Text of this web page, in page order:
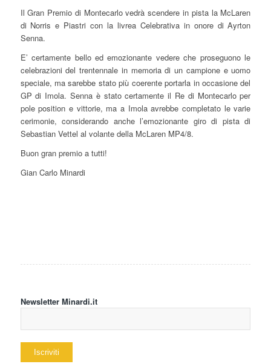
Il Gran Premio di Montecarlo vedrà scendere in pista la McLaren
di Norris e Piastri con la livrea Celebrativa in onore di Ayrton
Senna.
E’ certamente bello ed emozionante vedere che proseguono le
celebrazioni del trentennale in memoria di un campione e uomo
speciale, ma sarebbe stato più coerente portarla in occasione del
GP di Imola. Senna è stato certamente il Re di Montecarlo per
pole position e vittorie, ma a Imola avrebbe completato le varie
cerimonie, considerando anche l’emozionante giro di pista di
Sebastian Vettel al volante della McLaren MP4/8.
Buon gran premio a tutti!
Gian Carlo Minardi
Newsletter Minardi.it